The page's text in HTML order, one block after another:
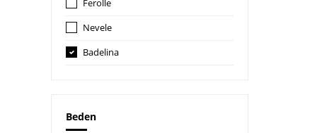
Ferolle
Nevele
Badelina
Beden